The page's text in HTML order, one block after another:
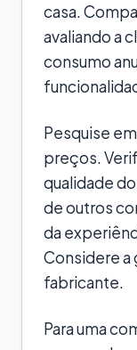
casa.
avaliando a
consumo
Pesquise
preços.
qualidade
de outros
da
Considere a
fabricante.
Para uma